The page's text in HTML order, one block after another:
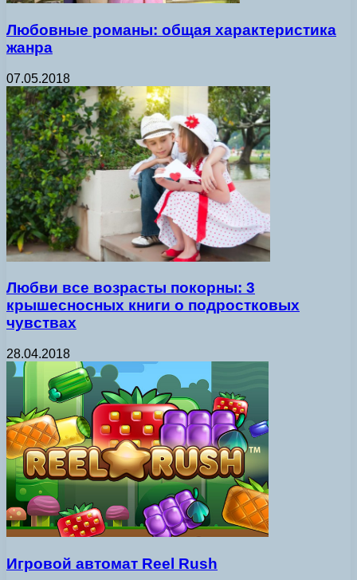
Любовные романы: общая характеристика
жанра
07.05.2018
Любви все возрасты покорны: 3
крышесносных книги о подростковых
чувствах
28.04.2018
Игровой автомат Reel Rush